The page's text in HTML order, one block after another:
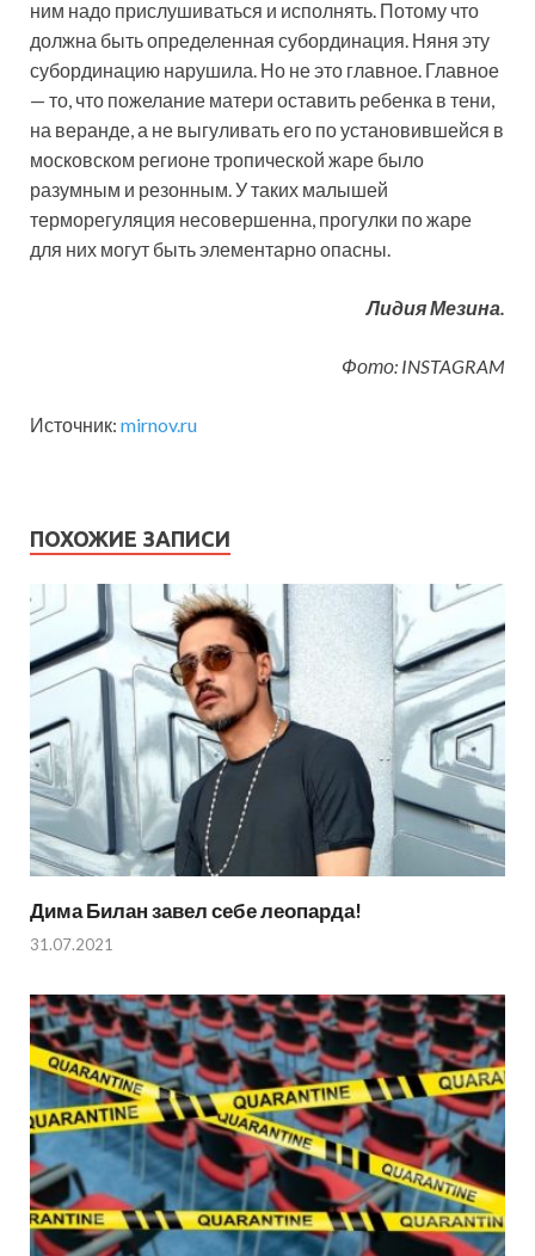
ним надо прислушиваться и исполнять. Потому что
должна быть определенная субординация. Няня эту
субординацию нарушила. Но не это главное. Главное
— то, что пожелание матери оставить ребенка в тени,
на веранде, а не выгуливать его по установившейся в
московском регионе тропической жаре было
разумным и резонным. У таких малышей
терморегуляция несовершенна, прогулки по жаре
для них могут быть элементарно опасны.
Лидия Мезина.
Фото: INSTAGRAM
Источник: mirnov.ru
ПОХОЖИЕ ЗАПИСИ
Дима Билан завел себе леопарда!
31.07.2021